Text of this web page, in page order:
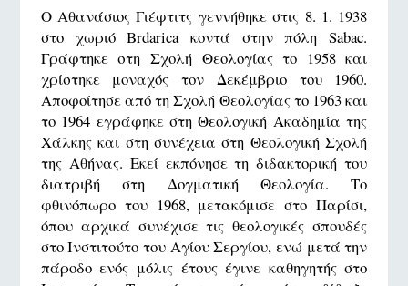
Ο Αθανάσιος Γιέφτιτς γεννήθηκε στις 8. 1. 1938
στο χωριό Brdarica κοντά στην πόλη Sabac.
Γράφτηκε στη Σχολή Θεολογίας το 1958 και
χρίστηκε μοναχός τον Δεκέμβριο του 1960.
Αποφοίτησε από τη Σχολή Θεολογίας το 1963 και
το 1964 εγράφηκε στη Θεολογική Ακαδημία της
Χάλκης και στη συνέχεια στη Θεολογική Σχολή
της Αθήνας. Εκεί εκπόνησε τη διδακτορική του
διατριβή στη Δογματική Θεολογία. Το
φθινόπωρο του 1968, μετακόμισε στο Παρίσι,
όπου αρχικά συνέχισε τις θεολογικές σπουδές
στο Ινστιτούτο του Αγίου Σεργίου, ενώ μετά την
πάροδο ενός μόλις έτους έγινε καθηγητής στο